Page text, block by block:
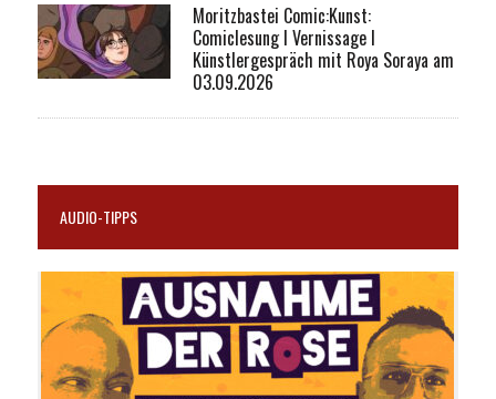
Moritzbastei Comic:Kunst:
Comiclesung I Vernissage I
Künstlergespräch mit Roya Soraya am
03.09.2026
AUDIO-TIPPS